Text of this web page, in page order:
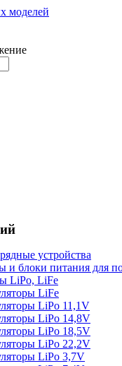
устройства
и блоки питания для
LiPo, LiFe
LiFe
LiPo 11,1V
LiPo 14,8V
LiPo 18,5V
LiPo 22,2V
LiPo 3,7V